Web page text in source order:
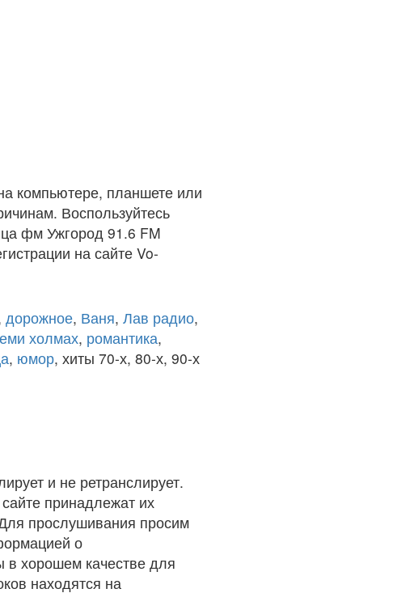
компьютере, планшете или
Воспользуйтесь
фм Ужгород 91.6 FM
на сайте Vo-
дорожное, Ваня, Лав радио,
холмах, романтика,
, юмор, хиты 70-х, 80-х, 90-х
и не ретранслирует.
принадлежат их
прослушивания просим
о
в хорошем качестве для
находятся на